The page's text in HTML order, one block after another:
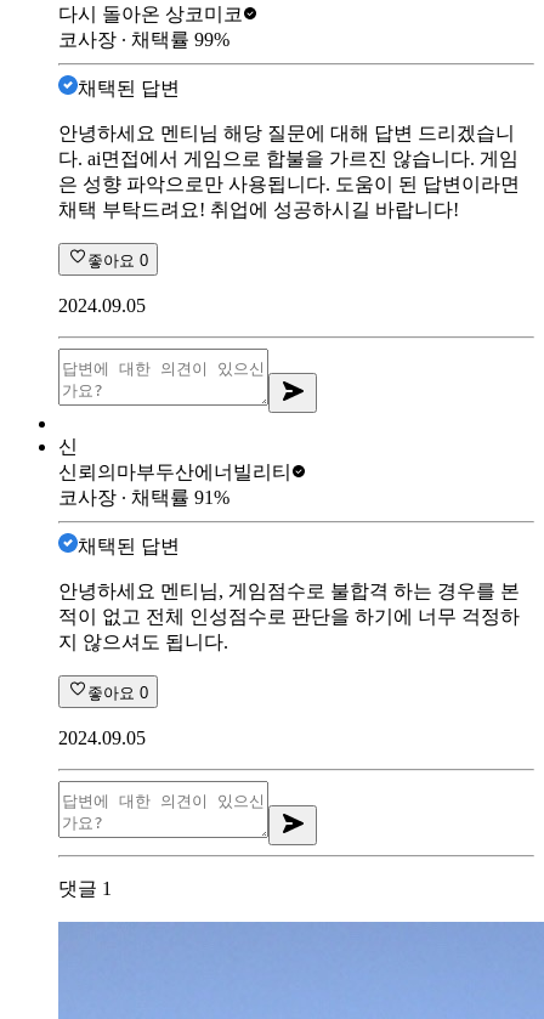
다시 돌아온 상코미코
코사장 ∙ 채택률 99%
채택된 답변
안녕하세요 멘티님 해당 질문에 대해 답변 드리겠습니
다. ai면접에서 게임으로 합불을 가르진 않습니다. 게임
은 성향 파악으로만 사용됩니다. 도움이 된 답변이라면
채택 부탁드려요! 취업에 성공하시길 바랍니다!
좋아요 0
2024.09.05
신
신뢰의마부두산에너빌리티
코사장 ∙ 채택률 91%
채택된 답변
안녕하세요 멘티님, 게임점수로 불합격 하는 경우를 본
적이 없고 전체 인성점수로 판단을 하기에 너무 걱정하
지 않으셔도 됩니다.
좋아요 0
2024.09.05
댓글 1